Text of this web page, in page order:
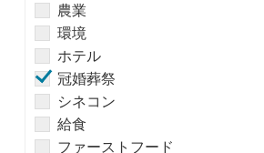
農業
環境
ホテル
冠婚葬祭
シネコン
給食
ファーストフード